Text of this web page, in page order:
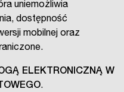
uniemożliwia
dostępność
mobilnej oraz
ELEKTRONICZNĄ W
.